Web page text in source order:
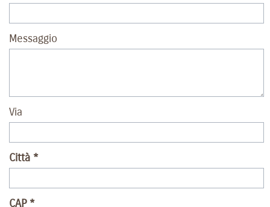
Messaggio
Via
Città
CAP